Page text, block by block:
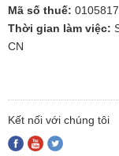
Mã số thuế:
Thời gian làm việc:
CN
Kết nối với chúng tôi